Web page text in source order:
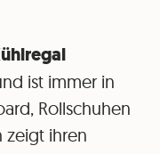
ist immer in
Rollschuhen
zeigt ihren